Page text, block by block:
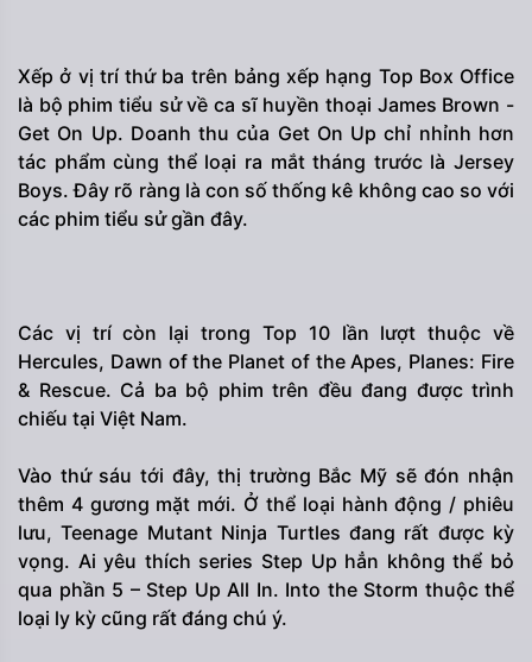
Xếp ở vị trí thứ ba trên bảng xếp hạng Top Box Office
là bộ phim tiểu sử về ca sĩ huyền thoại James Brown -
Get On Up. Doanh thu của Get On Up chỉ nhỉnh hơn
tác phẩm cùng thể loại ra mắt tháng trước là Jersey
Boys. Đây rõ ràng là con số thống kê không cao so với
các phim tiểu sử gần đây.
Các vị trí còn lại trong Top 10 lần lượt thuộc về
Hercules, Dawn of the Planet of the Apes, Planes: Fire
& Rescue. Cả ba bộ phim trên đều đang được trình
chiếu tại Việt Nam.
Vào thứ sáu tới đây, thị trường Bắc Mỹ sẽ đón nhận
thêm 4 gương mặt mới. Ở thể loại hành động / phiêu
lưu, Teenage Mutant Ninja Turtles đang rất được kỳ
vọng. Ai yêu thích series Step Up hẳn không thể bỏ
qua phần 5 – Step Up All In. Into the Storm thuộc thể
loại ly kỳ cũng rất đáng chú ý.